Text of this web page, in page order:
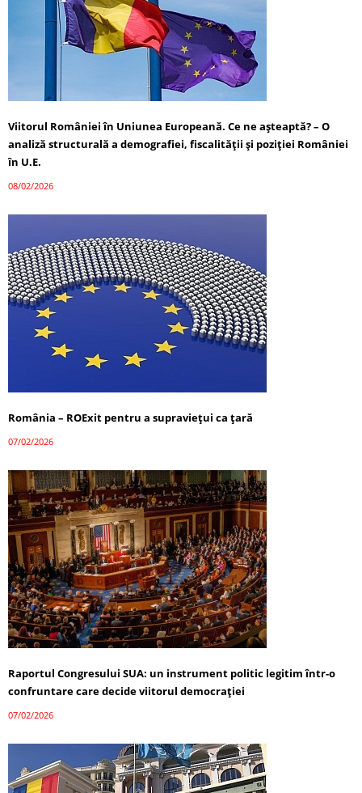
Viitorul României în Uniunea Europeană. Ce ne așteaptă? – O
analiză structurală a demografiei, fiscalității și poziției României
în U.E.
08/02/2026
România – ROExit pentru a supraviețui ca țară
07/02/2026
Raportul Congresului SUA: un instrument politic legitim într-o
confruntare care decide viitorul democrației
07/02/2026